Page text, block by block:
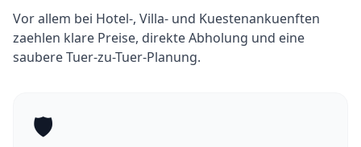
Vor allem bei Hotel-, Villa- und Kuestenankuenften
zaehlen klare Preise, direkte Abholung und eine
saubere Tuer-zu-Tuer-Planung.
🛡️